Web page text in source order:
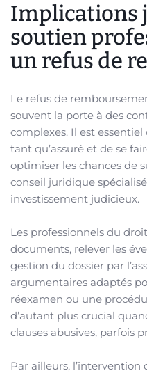
Implications
soutien
un refus de
Le refus de
souvent la porte à des
complexes. Il est
tant qu’assuré et de se
optimiser les chances de
conseil juridique
investissement judicieux.
Les professionnels du
documents, relever les
gestion du dossier par
argumentaires adaptés
réexamen ou une
d’autant plus crucial
clauses abusives, parfois
Par ailleurs, l’intervention